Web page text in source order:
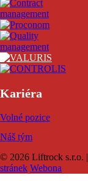
Kariéra
Volné pozice
Náš tým
© 2026 Liftrock s.r.o. |
stránek Webona